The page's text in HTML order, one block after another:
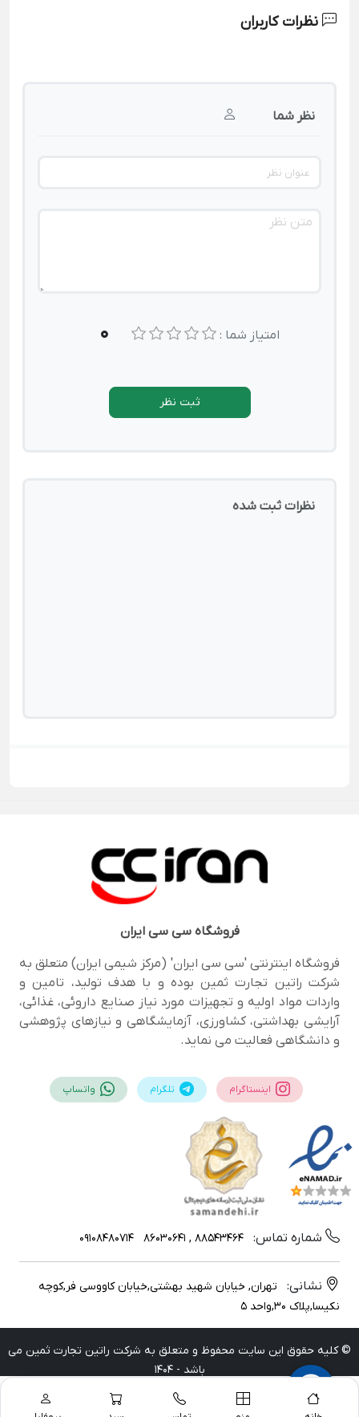
نظرات کاربران
نظر شما
امتیاز شما : 0
ثبت نظر
نظرات ثبت شده
فروشگاهسی سی ایران
فروشگاه اینترنتی 'سی سی ایران' (مرکز شیمی ایران) متعلق به
شرکت راتین تجارت ثمین بوده و با هدف تولید، تامین و
واردات مواد اولیه و تجهیزات مورد نیاز صنایع داروئی، غذائی،
آرایشی بهداشتی، کشاورزی، آزمایشگاهی و نیازهای پژوهشی
و دانشگاهی فعالیت می نماید.
اینستاگرام تلگرام واتساپ
شماره تماس: 88543464 , 86030641
09108480714
نشانی:
تهران, خیابان شهید بهشتی,خیابان کاووسی فر,کوچه
نکیسا,پلاک 30,واحد 5
© کلیه حقوق این سایت محفوظ و متعلق به شرکت راتین تجارت ثمین می
باشد - 1404